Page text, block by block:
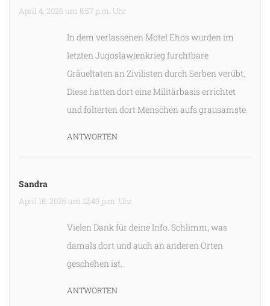
April 4, 2026 um 8:57 p.m. Uhr
In dem verlassenen Motel Ehos wurden im
letzten Jugoslawienkrieg furchtbare
Gräueltaten an Zivilisten durch Serben verübt.
Diese hatten dort eine Militärbasis errichtet
und folterten dort Menschen aufs grausamste.
ANTWORTEN
Sandra
April 18, 2026 um 12:49 p.m. Uhr
Vielen Dank für deine Info. Schlimm, was
damals dort und auch an anderen Orten
geschehen ist.
ANTWORTEN